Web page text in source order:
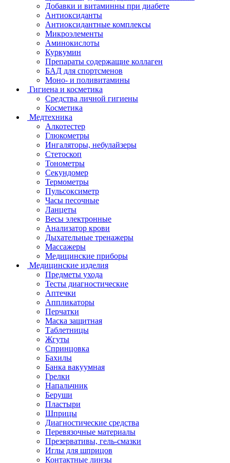
Добавки и витаминны при диабете
Антиоксиданты
Антиоксидантные комплексы
Микроэлементы
Аминокислоты
Куркумин
Препараты содержащие коллаген
БАД для спортсменов
Моно- и поливитамины
Гигиена и косметика
Средства личной гигиены
Косметика
Медтехника
Алкотестер
Глюкометры
Ингаляторы, небулайзеры
Стетоскоп
Тонометры
Секундомер
Термометры
Пульсоксиметр
Часы песочные
Ланцеты
Весы электронные
Анализатор крови
Дыхательные тренажеры
Массажеры
Медицинские приборы
Медицинские изделия
Предметы ухода
Тесты диагностические
Аптечки
Аппликаторы
Перчатки
Маска защитная
Таблетницы
Жгуты
Спринцовка
Бахилы
Банка вакуумная
Грелки
Напальчник
Беруши
Пластыри
Шприцы
Диагностические средства
Перевязочные материалы
Презервативы, гель-смазки
Иглы для шприцов
Контактные линзы